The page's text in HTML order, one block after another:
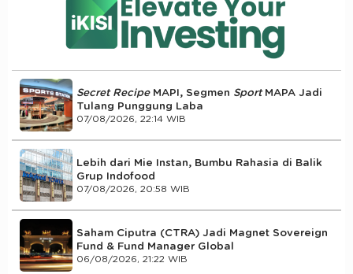
Secret RecipeMAPI, Segmen Sport MAPA Jadi
Tulang Punggung Laba
07/08/2026, 22:14 WIB
Lebih dari Mie Instan, Bumbu Rahasia di Balik
Grup Indofood
07/08/2026, 20:58 WIB
Saham Ciputra (CTRA) Jadi Magnet Sovereign
Fund & Fund Manager Global
06/08/2026, 21:22 WIB